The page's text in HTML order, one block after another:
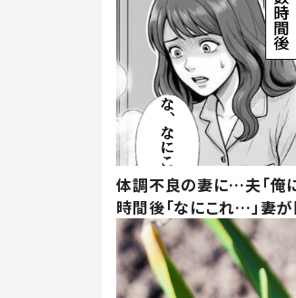
体調不良の妻に…夫「俺
時間後「なにこれ…」妻